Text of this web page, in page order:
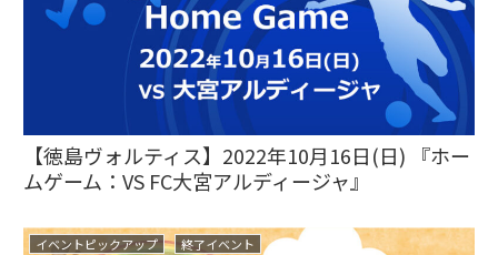
【徳島ヴォルティス】2022年10月16日(日) 『ホー
ムゲーム：VS FC大宮アルディージャ』
イベントピックアップ 終了イベント